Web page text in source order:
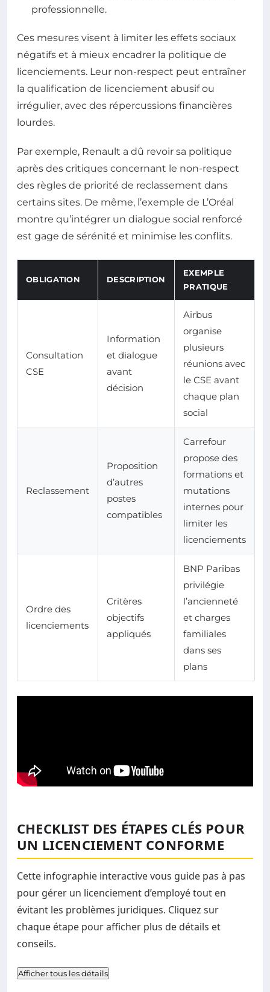
professionnelle.
Ces mesures visent à limiter les effets sociaux
négatifs et à mieux encadrer la politique de
licenciements. Leur non-respect peut entraîner
la qualification de licenciement abusif ou
irrégulier, avec des répercussions financières
lourdes.
Par exemple, Renault a dû revoir sa politique
après des critiques concernant le non-respect
des règles de priorité de reclassement dans
certains sites. De même, l’exemple de L’Oréal
montre qu’intégrer un dialogue social renforcé
est gage de sérénité et minimise les conflits.
OBLIGATION DESCRIPTION
EXEMPLE
PRATIQUE
Consultation
CSE
Information
et dialogue
avant
décision
Airbus
organise
plusieurs
réunions avec
le CSE avant
chaque plan
social
Reclassement
Proposition
d’autres
postes
compatibles
Carrefour
propose des
formations et
mutations
internes pour
limiter les
licenciements
Ordre des
licenciements
Critères
objectifs
appliqués
BNP Paribas
privilégie
l’ancienneté
et charges
familiales
dans ses
plans
CHECKLIST DES ÉTAPES CLÉS POUR
UN LICENCIEMENT CONFORME
Cette infographie interactive vous guide pas à pas
pour gérer un licenciement d’employé tout en
évitant les problèmes juridiques. Cliquez sur
chaque étape pour afficher plus de détails et
conseils.
Afficher tous les détails